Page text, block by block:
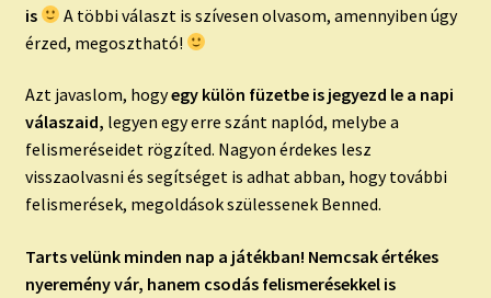
is
A többi választ is szívesen olvasom, amennyiben úgy
érzed, megosztható!
Azt javaslom, hogyegy külön füzetbe is jegyezd le a napi
válaszaid, legyen egy erre szánt naplód, melybe a
felismeréseidet rögzíted. Nagyon érdekes lesz
visszaolvasni és segítséget is adhat abban, hogy további
felismerések, megoldások szülessenek Benned.
Tarts velünk minden nap a játékban! Nemcsak értékes
nyeremény vár, hanem csodás felismerésekkel is